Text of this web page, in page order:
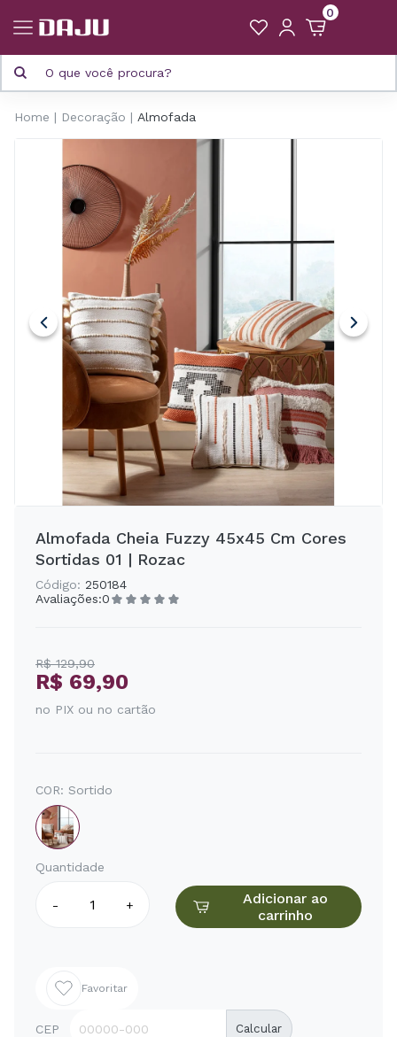
0
Home Decoração Almofada
Almofada Cheia Fuzzy 45x45 Cm Cores
Sortidas 01 | Rozac
Código: 250184
Avaliações:0
R$ 129,90
R$ 69,90
no PIX ou no cartão
COR: Sortido
Quantidade
- +
Adicionar ao
carrinho
Favoritar
CEP Calcular